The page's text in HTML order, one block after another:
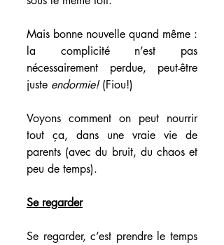
Mais bonne nouvelle quand même :
la complicité n’est pas
nécessairement perdue, peut-être
juste endormie! (Fiou!)
Voyons comment on peut nourrir
tout ça, dans une vraie vie de
parents (avec du bruit, du chaos et
peu de temps).
Se regarder
Se regarder, c’est prendre le temps